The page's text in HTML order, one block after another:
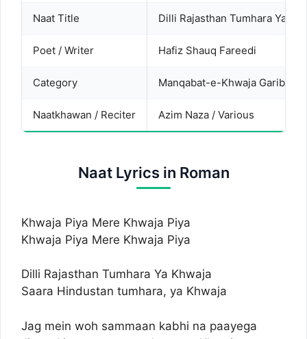
Naat Title Dilli Rajasthan Tumhara Ya
Poet / Writer Hafiz Shauq Fareedi
Category Manqabat-e-Khwaja Garib
Naatkhawan / Reciter Azim Naza / Various
Naat Lyrics in Roman
Khwaja Piya Mere Khwaja Piya
Khwaja Piya Mere Khwaja Piya
Dilli Rajasthan Tumhara Ya Khwaja
Saara Hindustan tumhara, ya Khwaja
Jag mein woh sammaan kabhi na paayega